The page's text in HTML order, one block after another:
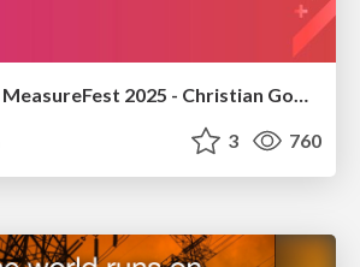
brightonSEO & MeasureFest 2025 - Christian Goodrich - Winning strategies for Black Friday CRO & PPC
3 760